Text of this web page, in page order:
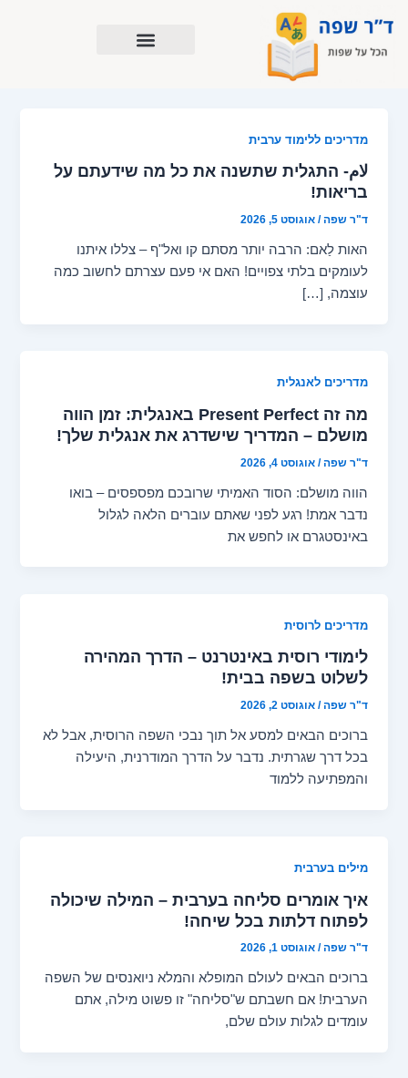
לתוכן
מדריכים ללימוד ערבית
لام- התגלית שתשנה את כל מה שידעתם על
בריאות!
ד"ר שפה/אוגוסט 5, 2026
האות לַאם: הרבה יותר מסתם קו ואל"ף – צללו איתנו
לעומקים בלתי צפויים! האם אי פעם עצרתם לחשוב כמה
עוצמה, […]
מדריכים לאנגלית
מה זה Present Perfect באנגלית: זמן הווה
מושלם – המדריך שישדרג את אנגלית שלך!
ד"ר שפה/אוגוסט 4, 2026
הווה מושלם: הסוד האמיתי שרובכם מפספסים – בואו
נדבר אמת! רגע לפני שאתם עוברים הלאה לגלול
באינסטגרם או לחפש את
מדריכים לרוסית
לימודי רוסית באינטרנט – הדרך המהירה
לשלוט בשפה בבית!
ד"ר שפה/אוגוסט 2, 2026
ברוכים הבאים למסע אל תוך נבכי השפה הרוסית, אבל לא
בכל דרך שגרתית. נדבר על הדרך המודרנית, היעילה
והמפתיעה ללמוד
מילים בערבית
איך אומרים סליחה בערבית – המילה שיכולה
לפתוח דלתות בכל שיחה!
ד"ר שפה/אוגוסט 1, 2026
ברוכים הבאים לעולם המופלא והמלא ניואנסים של השפה
הערבית! אם חשבתם ש"סליחה" זו פשוט מילה, אתם
עומדים לגלות עולם שלם,